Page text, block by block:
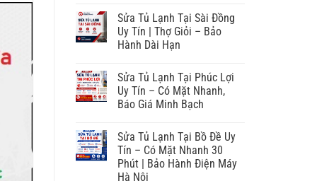
Sửa Tủ Lạnh Tại Sài Đồng
Uy Tín | Thợ Giỏi – Bảo
Hành Dài Hạn
Sửa Tủ Lạnh Tại Phúc Lợi
Uy Tín – Có Mặt Nhanh,
Báo Giá Minh Bạch
Sửa Tủ Lạnh Tại Bồ Đề Uy
Tín – Có Mặt Nhanh 30
Phút | Bảo Hành Điện Máy
Hà Nội